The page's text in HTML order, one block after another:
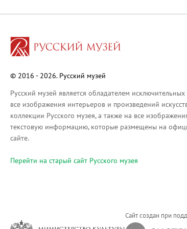
Русское искусство второй
Будущие выставки
Садко
Михаил Нестеров
Архив выставок
Степан Эрьзя – скульптор
© 2016 - 2026. Русский музей
Русский музей является обладателем
все изображения интерьеров и произведений
коллекции Русского музея, а также на все
текстовую информацию, которые размещены на
сайте.
Перейти на cтарый сайт Русского музея
Сайт создан при